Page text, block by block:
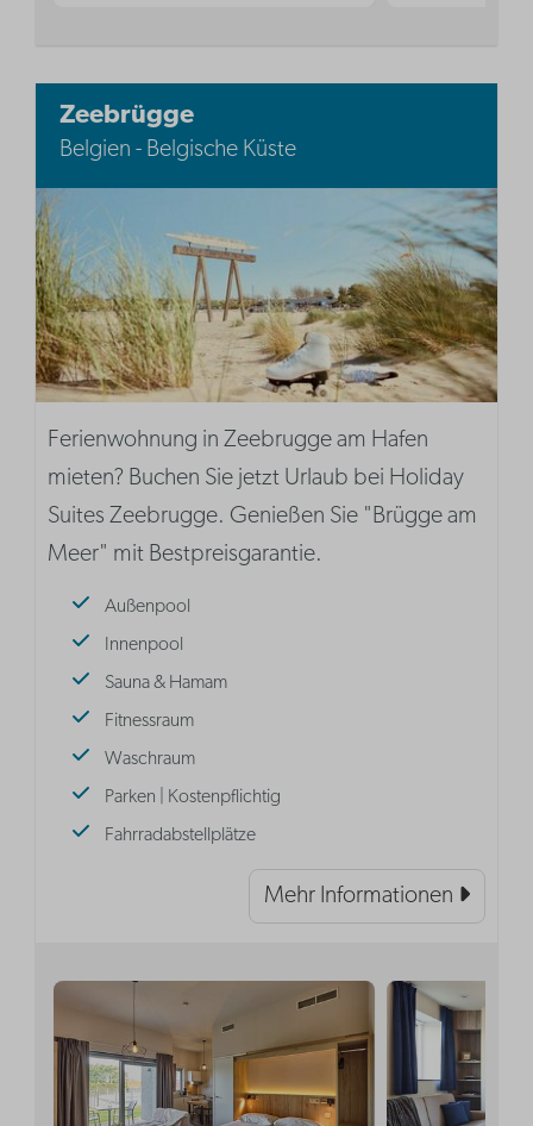
Zeebrügge
Belgien - Belgische Küste
Ferienwohnung in Zeebrugge am Hafen
mieten? Buchen Sie jetzt Urlaub bei Holiday
Suites Zeebrugge. Genießen Sie "Brügge am
Meer" mit Bestpreisgarantie.
Außenpool
Innenpool
Sauna & Hamam
Fitnessraum
Waschraum
Parken | Kostenpflichtig
Fahrradabstellplätze
Mehr Informationen